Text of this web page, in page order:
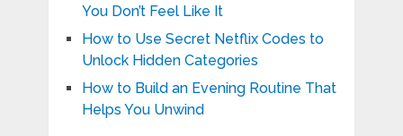
You Don’t Feel Like It
How to Use Secret Netflix Codes to
Unlock Hidden Categories
How to Build an Evening Routine That
Helps You Unwind